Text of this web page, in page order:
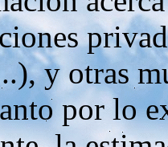
y otras
por lo